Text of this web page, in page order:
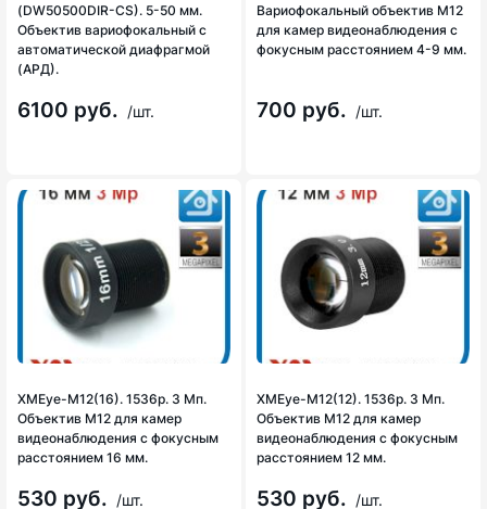
(DW50500DIR-CS). 5-50 мм.
Объектив вариофокальный с
автоматической диафрагмой
(АРД).
6100 руб. /шт.
Вариофокальный объектив М12
для камер видеонаблюдения с
фокусным расстоянием 4-9 мм.
700 руб. /шт.
XMEye-M12(16). 1536p. 3 Мп.
Объектив М12 для камер
видеонаблюдения с фокусным
расстоянием 16 мм.
530 руб. /шт.
XMEye-M12(12). 1536p. 3 Мп.
Объектив М12 для камер
видеонаблюдения с фокусным
расстоянием 12 мм.
530 руб. /шт.